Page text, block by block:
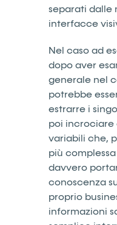
separati dalle
interfacce
Nel caso ad
dopo aver
generale nel
potrebbe
estrarre i
poi incrociare
variabili che,
più
davvero
conoscenza
proprio
informazioni